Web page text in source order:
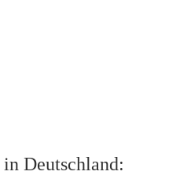
Deutschland: